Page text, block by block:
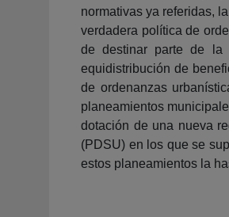
normativas ya referidas,
verdadera política de
de destinar parte de la
equidistribución de
de ordenanzas
planeamientos
dotación de una nueva
(PDSU) en los que se
estos planeamientos la